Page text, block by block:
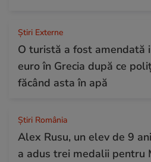
Știri Externe
O turistă a fost amendată
euro în Grecia după ce
făcând asta în apă
Știri România
Alex Rusu, un elev de 9
a adus trei medalii pentru